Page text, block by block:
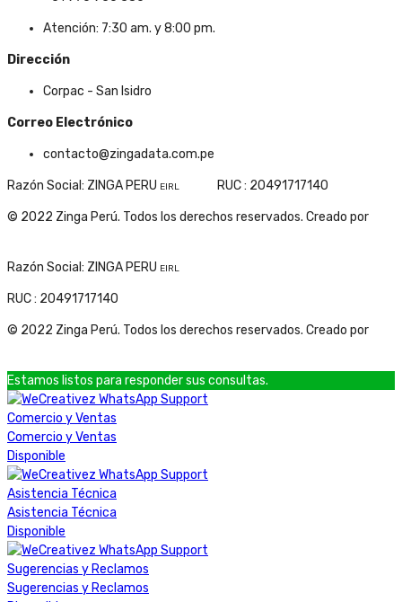
Atención: 7:30 am. y 8:00 pm.
Dirección
Corpac - San Isidro
Correo Electrónico
contacto@zingadata.com.pe
Razón Social: ZINGA PERU EIRL RUC : 20491717140
© 2022 Zinga Perú. Todos los derechos reservados. Creado por
Razón Social: ZINGA PERU EIRL
RUC : 20491717140
© 2022 Zinga Perú. Todos los derechos reservados. Creado por
Estamos listos para responder sus consultas.
Comercio y Ventas
Comercio y Ventas
Disponible
Asistencia Técnica
Asistencia Técnica
Disponible
Sugerencias y Reclamos
Sugerencias y Reclamos